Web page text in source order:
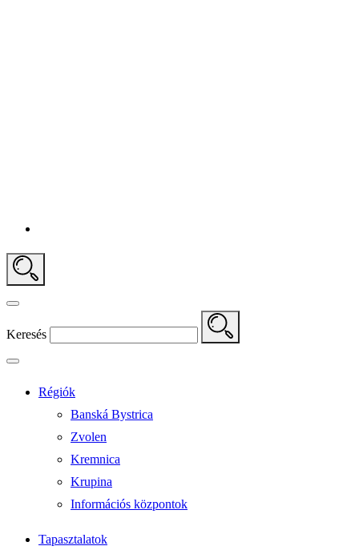
Keresés
Régiók
Banská Bystrica
Zvolen
Kremnica
Krupina
Információs központok
Tapasztalatok